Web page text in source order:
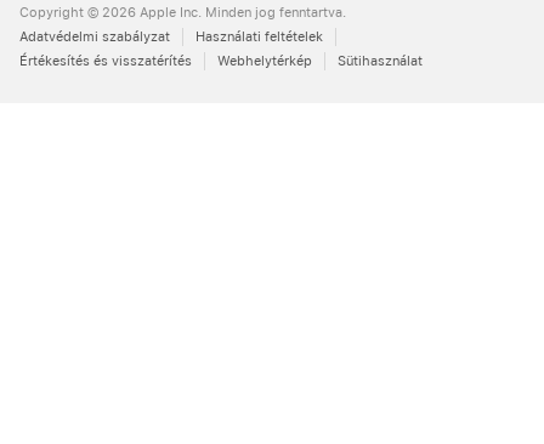
Copyright © 2026 Apple Inc. Minden jog fenntartva.
Adatvédelmi szabályzat
Használati feltételek
Értékesítés és visszatérítés
Webhelytérkép Sütihasználat